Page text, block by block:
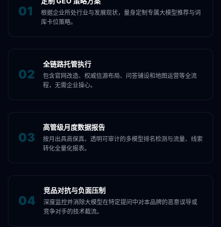
01
根据企业所处行业与发展现状，量身定制专属大模型推荐与词
库卡位策略。
02
全链路托管执行
包含官网改造、权威信源布局、问答铺设和地图运营等全流
程，无需企业操心。
03
高管级月度数据报告
按月出具高保真、透明可审计的多模型排名检测与流量、线索
转化全量化报表。
04
竞品对抗与负面压制
深度监控并消除大模型在特定提问中对本品牌的恶意误导或
竞争对手的技术截流。